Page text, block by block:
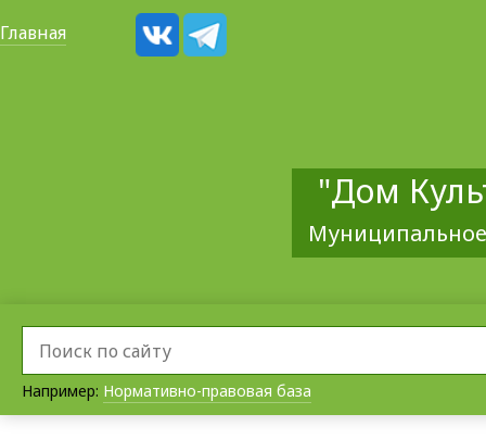
Главная
"Дом
Например: Нормативно-правовая база